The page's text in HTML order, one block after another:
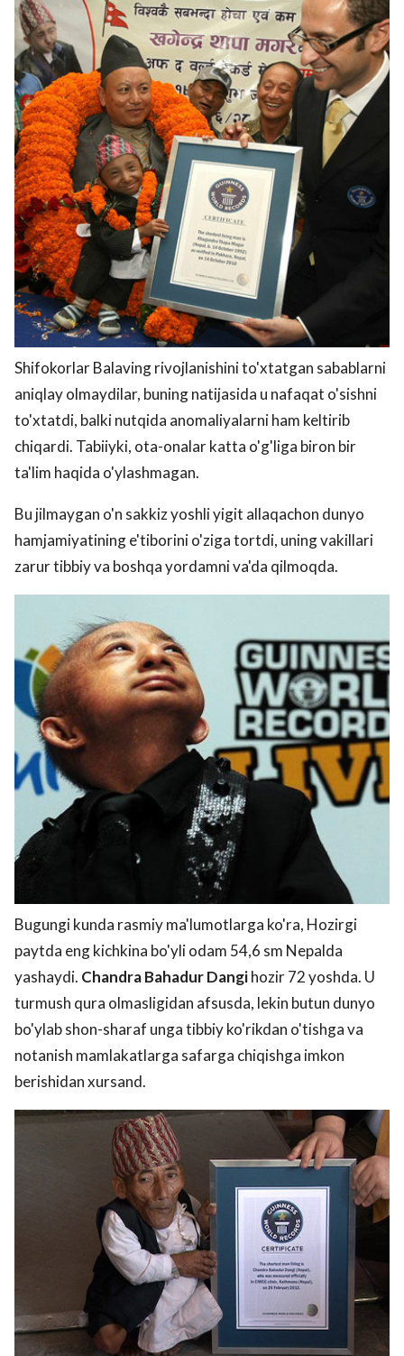
защищены.
Shifokorlar Balaving rivojlanishini to'xtatgan sabablarni
aniqlay olmaydilar, buning natijasida u nafaqat o'sishni
to'xtatdi, balki nutqida anomaliyalarni ham keltirib
chiqardi. Tabiiyki, ota-onalar katta o'g'liga biron bir
ta'lim haqida o'ylashmagan.
Bu jilmaygan o'n sakkiz yoshli yigit allaqachon dunyo
hamjamiyatining e'tiborini o'ziga tortdi, uning vakillari
zarur tibbiy va boshqa yordamni va'da qilmoqda.
Bugungi kunda rasmiy ma'lumotlarga ko'ra, Hozirgi
paytda eng kichkina bo'yli odam 54,6 sm Nepalda
yashaydi. Chandra Bahadur Dangihozir 72 yoshda. U
turmush qura olmasligidan afsusda, lekin butun dunyo
bo'ylab shon-sharaf unga tibbiy ko'rikdan o'tishga va
notanish mamlakatlarga safarga chiqishga imkon
berishidan xursand.